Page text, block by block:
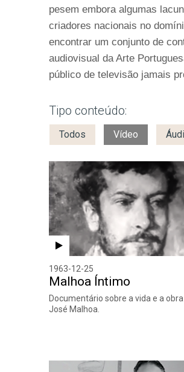
pesem embora algumas
criadores nacionais no
encontrar um conjunto de
audiovisual da Arte
público de televisão jamais
Tipo conteúdo:
Todos Vídeo
1963-12-25
Malhoa Íntimo
Documentário sobre a vida e a
José Malhoa.